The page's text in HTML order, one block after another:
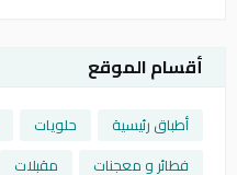
أقسام الموقع
أطباق رئيسية حلويات
فطائر و معجنات
مقبلات